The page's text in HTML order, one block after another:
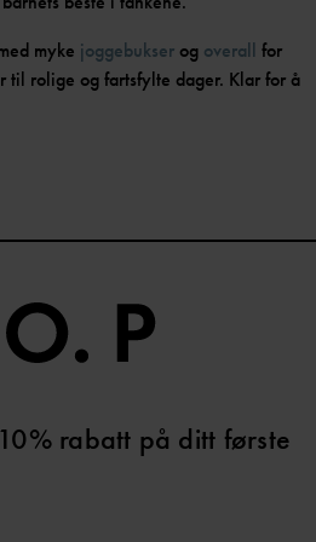
myke joggebukser og overall for
til rolige og fartsfylte dager. Klar for å
rabatt på ditt første